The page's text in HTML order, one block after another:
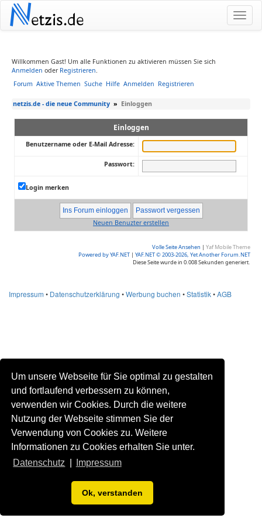
Um unsere Webseite für Sie optimal zu gestalten
und fortlaufend verbessern zu können,
verwenden wir Cookies. Durch die weitere
Nutzung der Webseite stimmen Sie der
Verwendung von Cookies zu. Weitere
Informationen zu Cookies erhalten Sie unter.
Datenschutz
Impressum
Ok, verstanden
Netzis.de
Willkommen Gast! Um alle Funktionen zu aktivieren müssen Sie sich
Anmelden oder Registrieren.
Forum Aktive Themen Suche Hilfe Anmelden Registrieren
netzis.de - die neue Community » Einloggen
Einloggen
Benutzername oder E-Mail Adresse:
Passwort:
Login merken
Neuen Benuzter erstellen
Volle Seite Ansehen | Yaf Mobile Theme
Powered by YAF.NET | YAF.NET © 2003-2026, Yet Another Forum.NET
Diese Seite wurde in 0.008 Sekunden generiert.
Impressum • Datenschutzerklärung •Werbung buchen •Statistik•AGB